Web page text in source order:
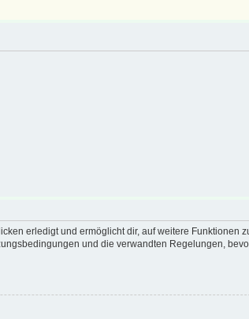
erledigt und ermöglicht dir, auf weitere Funktionen
und die verwandten Regelungen,